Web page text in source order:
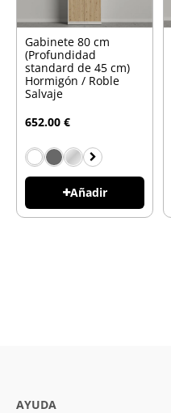
Gabinete 80 cm
(Profundidad
standard de 45 cm)
Hormigón / Roble
Salvaje
652.00 €
Añadir
AYUDA